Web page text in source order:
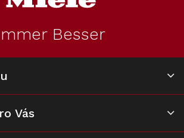
dotaz
Výsuvný odsávač
par MIELE DAD
Obsidian černá
Na dotaz
64 161 Kč
let
Prodloužená
záruka na 10 let
K dispozici
8 490 Kč
Besser
Vás